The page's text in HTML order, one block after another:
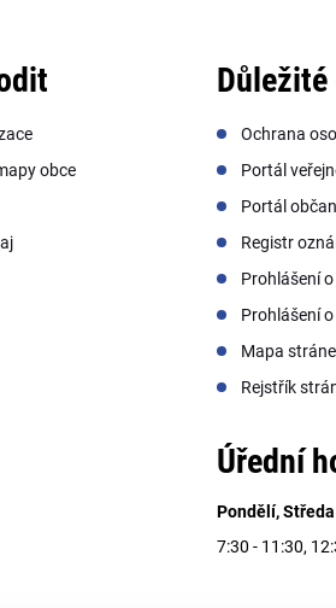
obce
Ochrana
Portál
Portál
Registr
Prohlášení
Prohlášení
Mapa
Rejstřík
Úřední
Pondělí, Středa
7:30 - 11:30,